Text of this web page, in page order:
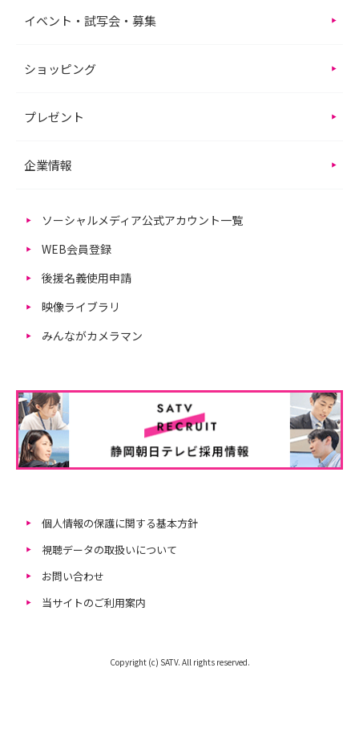
イベント・試写会・募集
ショッピング
プレゼント
企業情報
ソーシャルメディア公式アカウント一覧
WEB会員登録
後援名義使用申請
映像ライブラリ
みんながカメラマン
個人情報の保護に関する基本方針
視聴データの取扱いについて
お問い合わせ
当サイトのご利用案内
Copyright (c) SATV. All rights reserved.